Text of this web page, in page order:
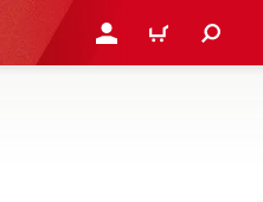
로그인 또는 회원가입
장바구니